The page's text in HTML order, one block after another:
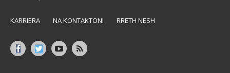
KARRIERA NA KONTAKTONI RRETH NESH